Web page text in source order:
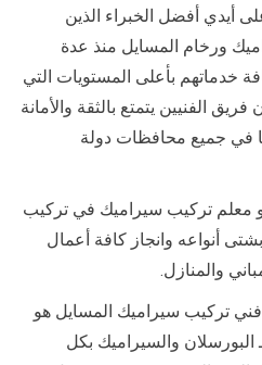
أيدي أفضل الخبراء الذين
ورخام المسايل منذ عدة
خدماتهم بأعلى المستويات التي
الفنيين يتمتع بالثقة والأمانة
في جميع محافظات دولة
معلم تركيب سيراميك في تركيب
أنواعه وانجاز كافة أعمال
والمنازل.
تركيب سيراميك المسايل هو
البورسلان والسيراميك بكل